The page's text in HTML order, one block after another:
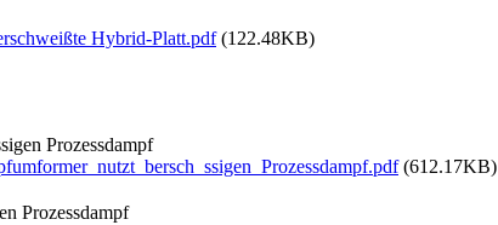
Hybrid-Platt.pdf(122.48KB)
Prozessdampf
(612.17KB)
Prozessdampf